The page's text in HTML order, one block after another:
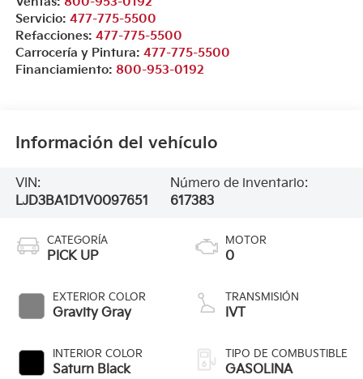
Servicio: 477-775-5500
Refacciones: 477-775-5500
Carrocería y Pintura: 477-775-5500
Financiamiento: 800-953-0192
Información del vehículo
VIN:
LJD3BA1D1V0097651
Número de inventario:
617383
CATEGORÍA
PICK UP
EXTERIOR COLOR
Gravity Gray
INTERIOR COLOR
Saturn Black
MOTOR
0
TRANSMISIÓN
IVT
TIPO DE COMBUSTIBLE
GASOLINA